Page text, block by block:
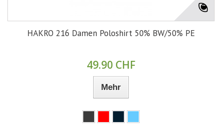
HAKRO 216 Damen Poloshirt 50% BW/50% PE
49.90 CHF
Mehr